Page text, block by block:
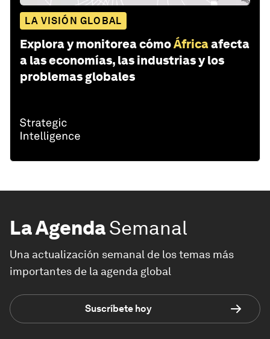
LA VISIÓN GLOBAL
Explora y monitorea cómoÁfricaafecta
a las economías, las industrias y los
problemas globales
La AgendaSemanal
Una actualización semanal de los temas más
importantes de la agenda global
Suscríbete hoy